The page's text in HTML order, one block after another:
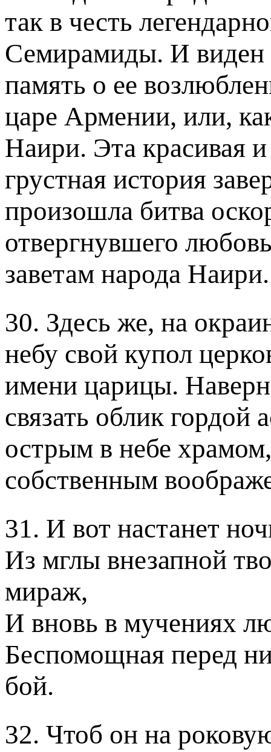
так в честь
Семирамиды. И виден
память о ее
царе Армении, или,
Наири. Эта красивая
грустная история
произошла битва
отвергнувшего
заветам народа Наири.
30. Здесь же, на
небу свой купол
имени царицы.
связать облик гордой
острым в небе
собственным
31. И вот настанет
Из мглы внезапной
мираж,
И вновь в мучениях
Беспомощная перед
бой.
32. Чтоб он на